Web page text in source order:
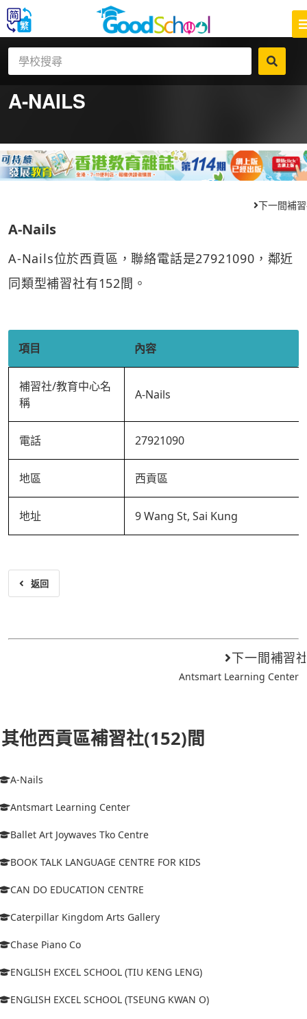
A-NAILS
下一間補
A-Nails
A-Nails位於西貢區，聯絡電話是27921090，鄰近
同類型補習社有152間。
項目 內容
補習社/教育中心名
稱
A-Nails
電話 27921090
地區 西貢區
地址 9 Wang St, Sai Kung
返回
下一間補習
Antsmart Learning Center
其他西貢區補習社(152)間
A-Nails
Antsmart Learning Center
Ballet Art Joywaves Tko Centre
BOOK TALK LANGUAGE CENTRE FOR KIDS
CAN DO EDUCATION CENTRE
Caterpillar Kingdom Arts Gallery
Chase Piano Co
ENGLISH EXCEL SCHOOL (TIU KENG LENG)
ENGLISH EXCEL SCHOOL (TSEUNG KWAN O)